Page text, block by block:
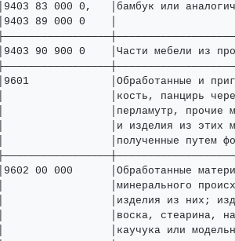
│9403 83 000 0,   │бамбук или
│9403 89 000 0    │
│9403 90 900 0    │Части мебели
│9601             │Обработанные и
│                 │кость, панцирь
│                 │перламутр, прочие
│                 │и изделия из этих
│                 │полученные
│9602 00 000      │Обработанные
│                 │минерального
│                 │изделия из них;
│                 │воска, стеарина,
│                 │каучука или